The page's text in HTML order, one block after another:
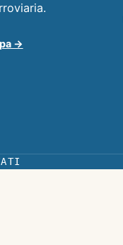
→